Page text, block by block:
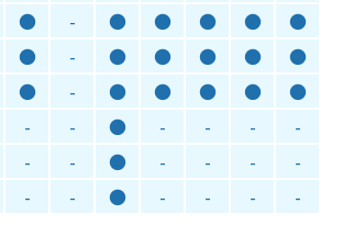
● - ● ● ● ●
●
● - ● ● ● ●
●
● - ● ● ● ●
●
- - ● - - -
-
- - ● - - -
-
- - ● - - - -